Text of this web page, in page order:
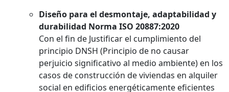
Diseño para el desmontaje, adaptabilidad y
durabilidad Norma ISO 20887:2020
Con el fin de Justificar el cumplimiento del
principio DNSH (Principio de no causar
perjuicio significativo al medio ambiente) en los
casos de construcción de viviendas en alquiler
social en edificios energéticamente eficientes